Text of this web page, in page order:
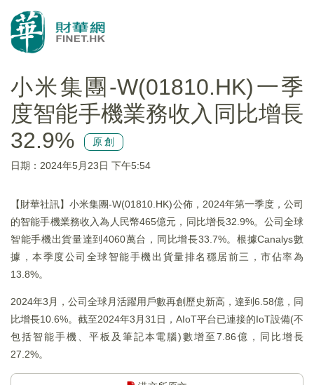
小米集團-W(01810.HK)一季
度智能手機業務收入同比增長
32.9%
原創
日期：2024年5月23日 下午5:54
【財華社訊】小米集團-W(01810.HK)公佈，2024年第一季度，公司
的智能手機業務收入為人民幣465億元，同比增長32.9%。公司全球
智能手機出貨量達到4060萬台，同比增長33.7%。根據Canalys數
據，本季度公司全球智能手機出貨量排名穩居前三，市佔率為
13.8%。
2024年3月，公司全球月活躍用戶數再創歷史新高，達到6.58億，同
比增長10.6%。截至2024年3月31日，AIoT平台已連接的IoT設備(不
包括智能手機、平板及筆記本電腦)數增至7.86億，同比增長
27.2%。